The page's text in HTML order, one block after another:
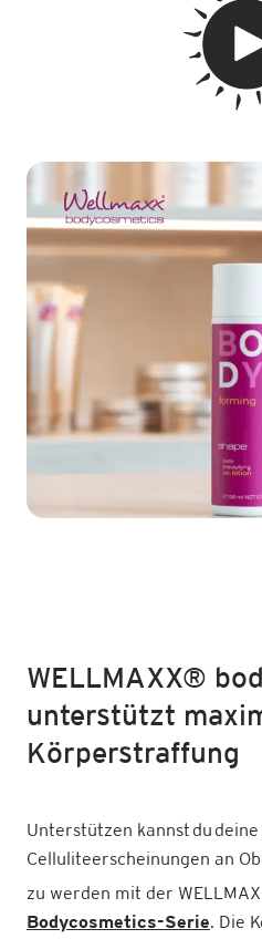
WELLMAXX®
unterstützt
Körperstraffung
Unterstützen kannst du
Celluliteerscheinungen an
zu werden mit der
Bodycosmetics-Serie. Die